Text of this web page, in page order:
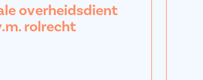
overheidsdient
rolrecht